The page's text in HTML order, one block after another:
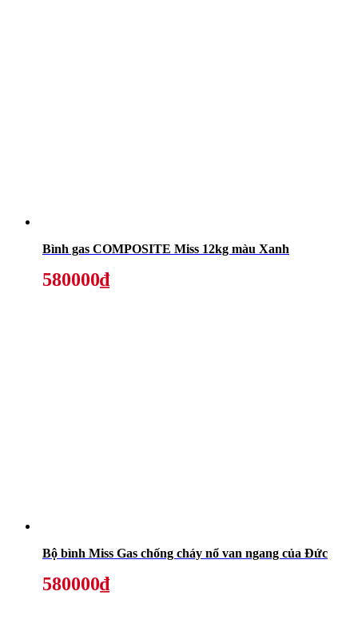
Bình gas COMPOSITE Miss 12kg màu Xanh
580000₫
Bộ bình Miss Gas chống cháy nổ van ngang của Đức
580000₫